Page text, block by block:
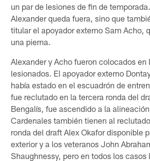
un par de lesiones de fin de
Alexander queda fuera, sino que
titular el apoyador externo Sam Acho,
una pierna.
Alexander y Acho fueron colocados en
lesionados. El apoyador externo
había estado en el escuadrón de
fue reclutado en la tercera ronda del
Bengalís, fue ascendido a la
Cardenales también tienen al
ronda del draft Alex Okafor disponible
exterior y a los veteranos John
Shaughnessy, pero en todos los casos